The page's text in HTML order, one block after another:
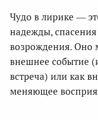
Чудо в лирике —
надежды,
возрождения. Оно
внешнее событие
встреча) или как
меняющее